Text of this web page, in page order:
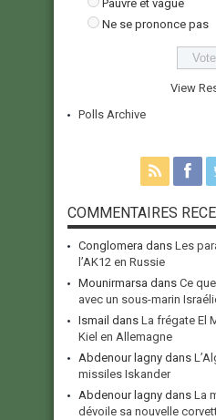
Pauvre et vague
Ne se prononce pas
View
Polls Archive
COMMENTAIRES
Conglomera dans Les
l’AK12 en Russie
Mounirmarsa dans Ce
avec un sous-marin
Ismail dans La frégate El
Kiel en Allemagne
Abdenour lagny dans
missiles Iskander
Abdenour lagny dans La
dévoile sa nouvelle